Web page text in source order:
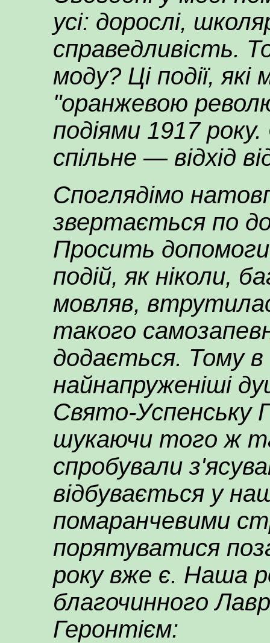
усі: дорослі,
справедливість.
моду? Ці події,
"оранжевою
подіями 1917
спільне — відхід
Споглядімо
звертається по
Просить допомоги
подій, як ніколи,
мовляв,
такого
додається. Тому в
найнапруженіші
Свято-Успенську
шукаючи того ж
спробували
відбувається у
помаранчевими
порятуватися
року вже є. Наша
благочинного
Геронтієм: